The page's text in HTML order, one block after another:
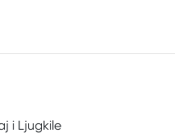
i Ljugkile